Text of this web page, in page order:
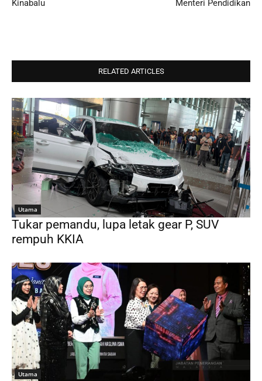
Kinabalu Menteri Pendidikan
RELATED ARTICLES
Utama
Tukar pemandu, lupa letak gear P, SUV
rempuh KKIA
Utama